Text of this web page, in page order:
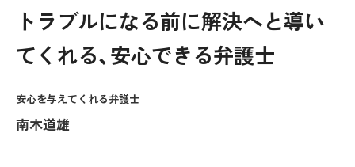
トラブルになる前に解決へと導い
てくれる、安心できる弁護士
安心を与えてくれる弁護士
南木道雄